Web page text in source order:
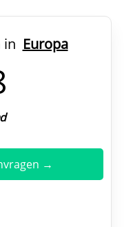
in Europa
→